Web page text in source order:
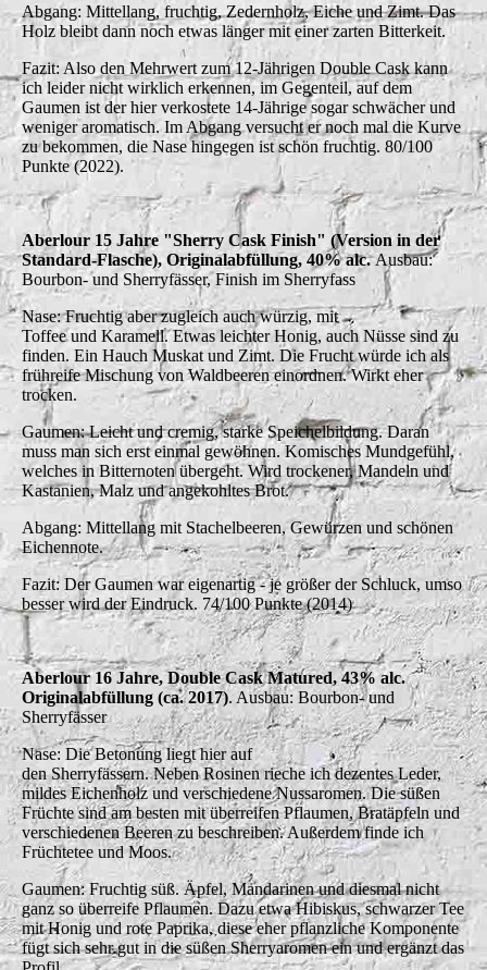
Abgang: Mittellang, fruchtig, Zedernholz, Eiche und Zimt. Das
Holz bleibt dann noch etwas länger mit einer zarten Bitterkeit.
Fazit: Also den Mehrwert zum 12-Jährigen Double Cask kann
ich leider nicht wirklich erkennen, im Gegenteil, auf dem
Gaumen ist der hier verkostete 14-Jährige sogar schwächer und
weniger aromatisch. Im Abgang versucht er noch mal die Kurve
zu bekommen, die Nase hingegen ist schön fruchtig. 80/100
Punkte (2022).
Aberlour 15 Jahre "Sherry Cask Finish" (Version in der
Standard-Flasche), Originalabfüllung, 40% alc.Ausbau:
Bourbon- und Sherryfässer, Finish im Sherryfass
Nase: Fruchtig aber zugleich auch würzig, mit
Toffee und Karamell. Etwas leichter Honig, auch Nüsse sind zu
finden. Ein Hauch Muskat und Zimt. Die Frucht würde ich als
frühreife Mischung von Waldbeeren einordnen. Wirkt eher
trocken.
Gaumen: Leicht und cremig, starke Speichelbildung. Daran
muss man sich erst einmal gewöhnen. Komisches Mundgefühl,
welches in Bitternoten übergeht. Wird trockener, Mandeln und
Kastanien, Malz und angekohltes Brot.
Abgang: Mittellang mit Stachelbeeren, Gewürzen und schönen
Eichennote.
Fazit: Der Gaumen war eigenartig - je größer der Schluck, umso
besser wird der Eindruck. 74/100 Punkte (2014)
Aberlour 16 Jahre, Double Cask Matured, 43% alc.
Originalabfüllung (ca. 2017). Ausbau: Bourbon- und
Sherryfässer
Nase: Die Betonung liegt hier auf
den Sherryfässern. Neben Rosinen rieche ich dezentes Leder,
mildes Eichenholz und verschiedene Nussaromen. Die süßen
Früchte sind am besten mit überreifen Pflaumen, Bratäpfeln und
verschiedenen Beeren zu beschreiben. Außerdem finde ich
Früchtetee und Moos.
Gaumen: Fruchtig süß. Äpfel, Mandarinen und diesmal nicht
ganz so überreife Pflaumen. Dazu etwa Hibiskus, schwarzer Tee
mit Honig und rote Paprika, diese eher pflanzliche Komponente
fügt sich sehr gut in die süßen Sherryaromen ein und ergänzt das